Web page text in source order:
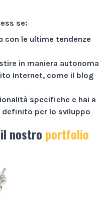
se:
con le ultime tendenze
in maniera autonoma
Internet, come il blog
specifiche e hai a
per lo sviluppo
nostro portfolio